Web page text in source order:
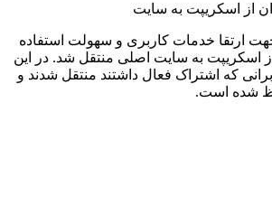
از اسکریپت به سایت
ارتقا خدمات کاربری و سهولت استفاده
از اسکریپت به سایت اصلی منتقل شد. در این
که اشتراک فعال داشتند منتقل شدند و
شده است.